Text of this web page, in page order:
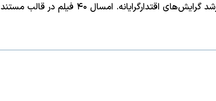
نظارت دیجیتال، سرکوب اعتراضات،